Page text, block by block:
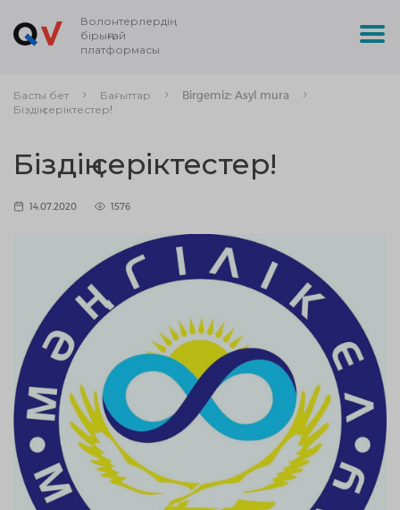
Волонтерлердің
бірыңғай
платформасы
Басты бет Бағыттар
Birgemiz: Asyl mura
Біздің серіктестер!
Біздің серіктестер!
14.07.2020 1576